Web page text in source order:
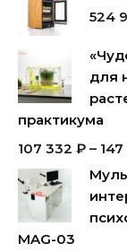
524
для
практикума
107 332 ₽ –
MAG-03